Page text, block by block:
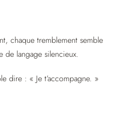
chaque tremblement semble
de langage silencieux.
dire : « Je t’accompagne. »